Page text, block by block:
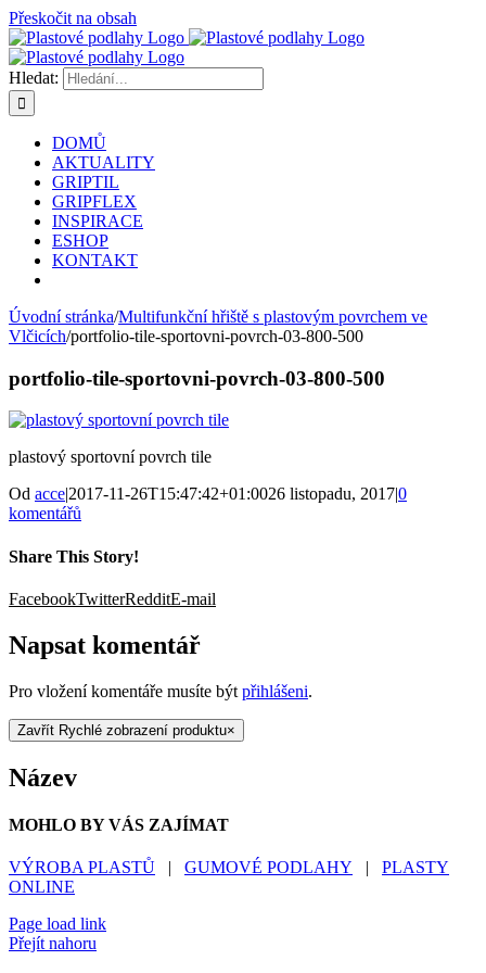
Přeskočit na obsah
Hledat:
DOMŮ
AKTUALITY
GRIPTIL
GRIPFLEX
INSPIRACE
ESHOP
KONTAKT
Úvodní stránka/Multifunkční hřiště s plastovým povrchem ve
Vlčicích/portfolio-tile-sportovni-povrch-03-800-500
portfolio-tile-sportovni-povrch-03-800-500
plastový sportovní povrch tile
Od acce|2017-11-26T15:47:42+01:0026 listopadu, 2017|0
komentářů
Share This Story!
FacebookTwitterRedditE-mail
Napsat komentář
Pro vložení komentáře musíte být přihlášeni.
Zavřít Rychlé zobrazení produktu×
Název
MOHLO BY VÁS ZAJÍMAT
VÝROBA PLASTŮ | GUMOVÉ PODLAHY | PLASTY
ONLINE
Page load link
Přejít nahoru